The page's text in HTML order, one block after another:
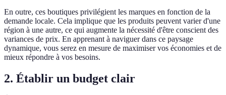
En outre, ces boutiques privilégient les marques en fonction de la
demande locale. Cela implique que les produits peuvent varier d'une
région à une autre, ce qui augmente la nécessité d'être conscient des
variances de prix. En apprenant à naviguer dans ce paysage
dynamique, vous serez en mesure de maximiser vos économies et de
mieux répondre à vos besoins.
2. Établir un budget clair